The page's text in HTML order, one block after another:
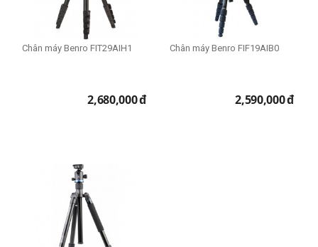
Chân máy Benro FIT29AIH1
2,680,000đ
Chân máy Benro FIF19AIB0
2,590,000đ